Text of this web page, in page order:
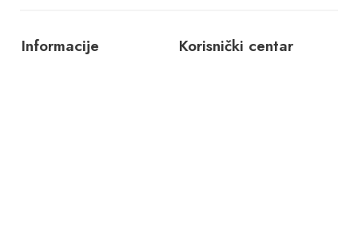
Informacije Korisnički centar